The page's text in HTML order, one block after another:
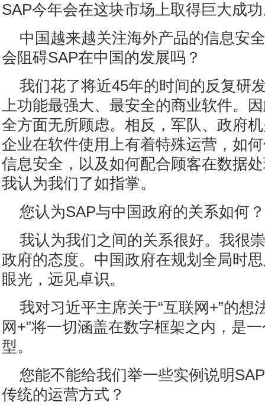
SAP今年会在这块市场上取得巨大成
中国越来越关注海外产品的信息安
会阻碍SAP在中国的发展吗？
我们花了将近45年的时间的反复研
上功能最强大、最安全的商业软件。
全方面无所顾虑。相反，军队、政府
企业在软件使用上有着特殊运营，如
信息安全，以及如何配合顾客在数据
我认为我们了如指掌。
您认为SAP与中国政府的关系如何？
我认为我们之间的关系很好。我很
政府的态度。中国政府在规划全局时
眼光，远见卓识。
我对习近平主席关于“互联网+”的想
网+”将一切涵盖在数字框架之内，是
型。
您能不能给我们举一些实例说明
传统的运营方式？